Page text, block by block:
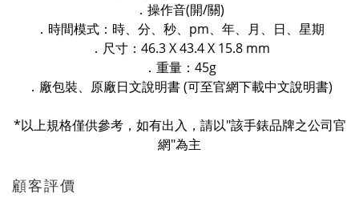
．操作音(開/關)
．時間模式：時、分、秒、pm、年、月、日、星期
．尺寸：46.3 X 43.4 X 15.8 mm
．重量：45g
．廠包裝、原廠日文說明書 (可至官網下載中文說明書)
*以上規格僅供參考，如有出入，請以"該手錶品牌之公司官
網"為主
顧客評價